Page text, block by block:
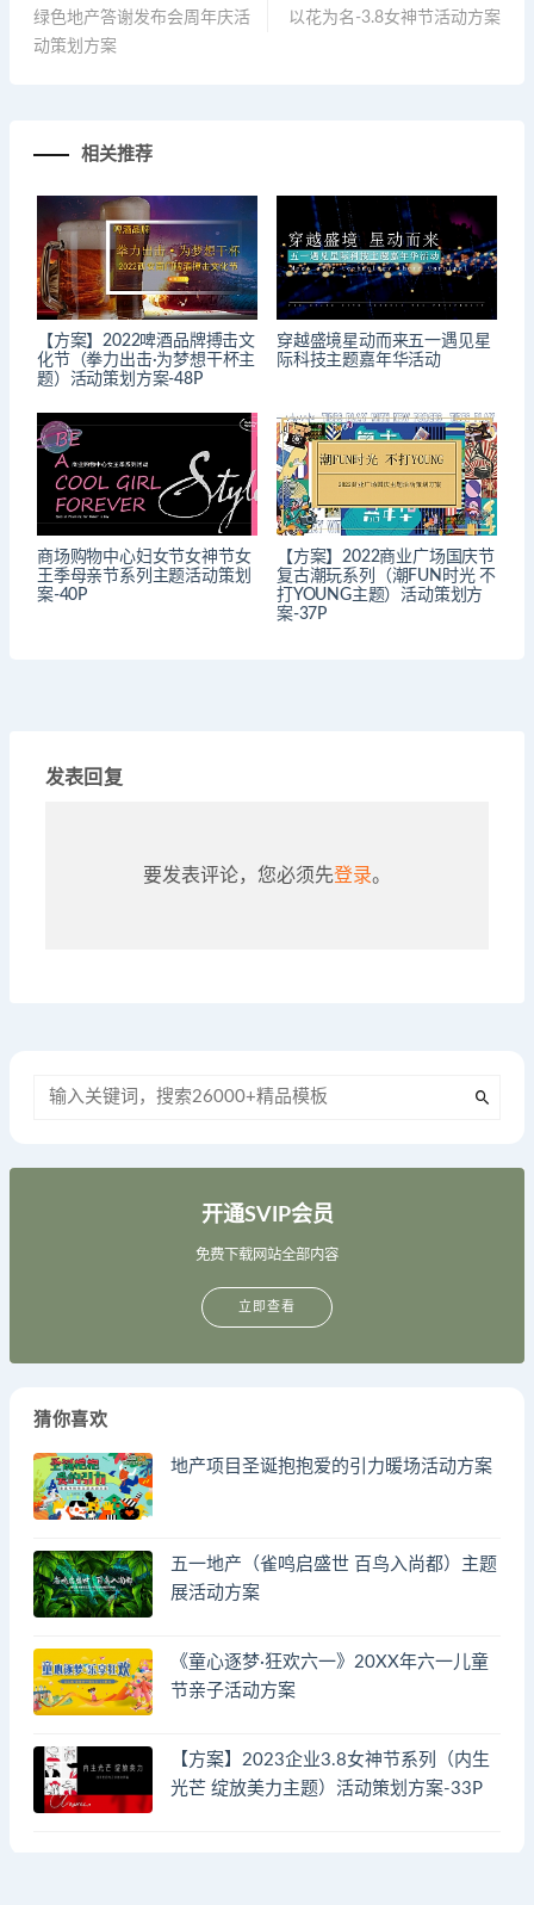
绿色地产答谢发布会周年庆活
动策划方案
以花为名-3.8女神节活动方案
相关推荐
【方案】2022啤酒品牌搏击文
化节（拳力出击·为梦想干杯主
题）活动策划方案-48P
穿越盛境星动而来五一遇见星
际科技主题嘉年华活动
商场购物中心妇女节女神节女
王季母亲节系列主题活动策划
案-40P
【方案】2022商业广场国庆节
复古潮玩系列（潮FUN时光 不
打YOUNG主题）活动策划方
案-37P
发表回复
要发表评论，您必须先登录。
开通SVIP会员
免费下载网站全部内容
立即查看
猜你喜欢
地产项目圣诞抱抱爱的引力暖场活动方案
五一地产（雀鸣启盛世 百鸟入尚都）主题
展活动方案
《童心逐梦·狂欢六一》20XX年六一儿童
节亲子活动方案
【方案】2023企业3.8女神节系列（内生
光芒 绽放美力主题）活动策划方案-33P